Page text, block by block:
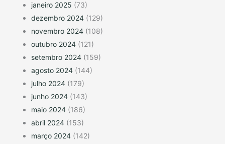
janeiro 2025 (73)
dezembro 2024 (129)
novembro 2024 (108)
outubro 2024 (121)
setembro 2024 (159)
agosto 2024 (144)
julho 2024 (179)
junho 2024 (143)
maio 2024 (186)
abril 2024 (153)
março 2024 (142)